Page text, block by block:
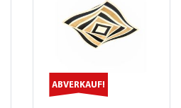
ABVERKAUF!